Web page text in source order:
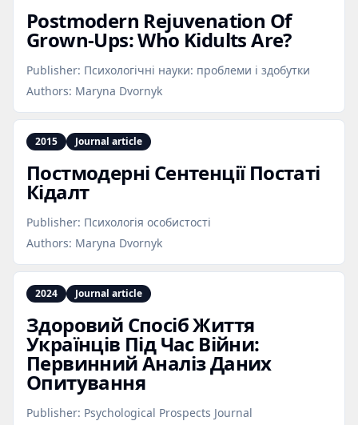
Postmodern Rejuvenation Of
Grown‑Ups: Who Kidults Are?
Publisher: Психологічні науки: проблеми і здобутки
Authors: Maryna Dvornyk
2015 Journal article
Постмодерні Сентенції Постаті
Кідалт
Publisher: Психологія особистості
Authors: Maryna Dvornyk
2024 Journal article
Здоровий Спосіб Життя
Українців Під Час Війни:
Первинний Аналіз Даних
Опитування
Publisher: Psychological Prospects Journal